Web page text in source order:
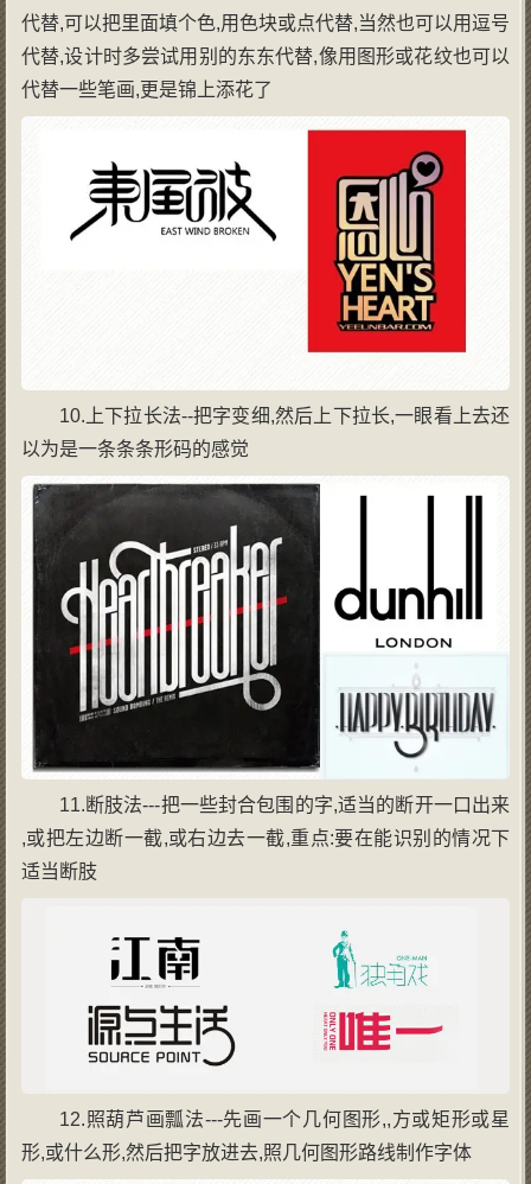
代替,可以把里面填个色,用色块或点代替,当然也可以用逗号
代替,设计时多尝试用别的东东代替,像用图形或花纹也可以
代替一些笔画,更是锦上添花了
10.上下拉长法--把字变细,然后上下拉长,一眼看上去还
以为是一条条条形码的感觉
11.断肢法---把一些封合包围的字,适当的断开一口出来
,或把左边断一截,或右边去一截,重点:要在能识别的情况下
适当断肢
12.照葫芦画瓢法---先画一个几何图形,,方或矩形或星
形,或什么形,然后把字放进去,照几何图形路线制作字体